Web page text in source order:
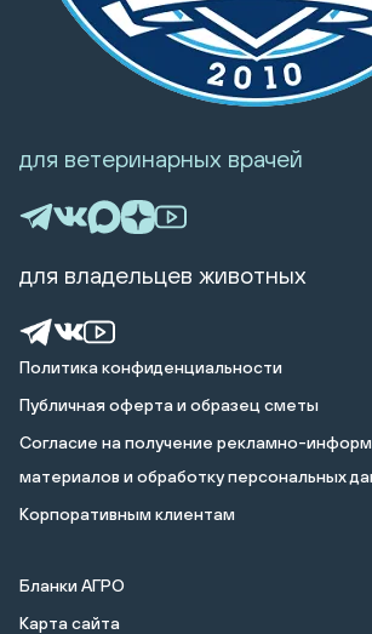
Политика конфиденциальности
Публичная оферта и образец сметы
Cогласие на получение рекламно-
материалов и обработку персональных
Корпоративным клиентам
Бланки АГРО
Карта сайта
для ветеринарных врачей
для владельцев животных